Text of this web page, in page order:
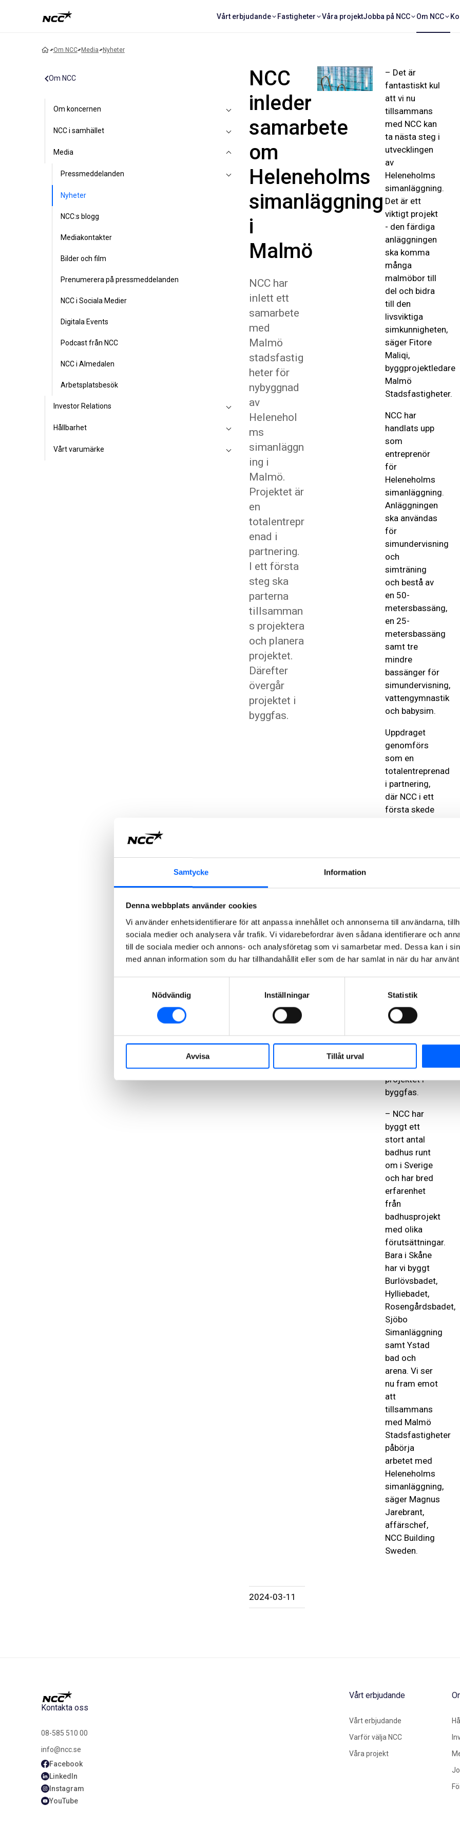
Samtycke Information
Denna webbplats använder cookies
Vi använder enhetsidentifierare för att anpassa innehållet och annonserna till användarna,
sociala medier och analysera vår trafik. Vi vidarebefordrar även sådana identifierare och
till de sociala medier och annons- och analysföretag som vi samarbetar med. Dessa kan i
med annan information som du har tillhandahållit eller som de har samlat in när du har
Nödvändig
Inställningar Statistik
Avvisa Tillåt urval
Vårt erbjudande Fastigheter Våra projektJobba på NCC Om NCC
Om NCC Media Nyheter
Om NCC
Om koncernen
NCC i samhället
Media
Pressmeddelanden
Nyheter
NCC:s blogg
Mediakontakter
Bilder och film
Prenumerera på pressmeddelanden
NCC i Sociala Medier
Digitala Events
Podcast från NCC
NCC i Almedalen
Arbetsplatsbesök
Investor Relations
Hållbarhet
Vårt varumärke
NCC
inleder
samarbete
om
Heleneholms
simanläggning
i
Malmö
NCC har
inlett ett
samarbete
med
Malmö
stadsfastig
heter för
nybyggnad
av
Helenehol
ms
simanläggn
ing i
Malmö.
Projektet är
en
totalentrepr
enad i
partnering.
I ett första
steg ska
parterna
tillsamman
s projektera
och planera
projektet.
Därefter
övergår
projektet i
byggfas.
– Det är
fantastiskt kul
att vi nu
tillsammans
med NCC kan
ta nästa steg i
utvecklingen
av
Heleneholms
simanläggning.
Det är ett
viktigt projekt
- den färdiga
anläggningen
ska komma
många
malmöbor till
del och bidra
till den
livsviktiga
simkunnigheten,
säger Fitore
Maliqi,
byggprojektledare
Malmö
Stadsfastigheter.
NCC har
handlats upp
som
entreprenör
för
Heleneholms
simanläggning.
Anläggningen
ska användas
för
simundervisning
och
simträning
och bestå av
en 50-
metersbassäng,
en 25-
metersbassäng
samt tre
mindre
bassänger för
simundervisning,
vattengymnastik
och babysim.
Uppdraget
genomförs
som en
totalentreprenad
i partnering,
där NCC i ett
första skede
och övriga
ska planera,
projektera
program- och
systemhandlingar
för att ta fram
en
målkostnad
Detta arbete
omgående.
övergår
projektet i
byggfas.
– NCC har
byggt ett
stort antal
badhus runt
om i Sverige
och har bred
erfarenhet
från
badhusprojekt
med olika
förutsättningar.
Bara i Skåne
har vi byggt
Burlövsbadet,
Hylliebadet,
Rosengårdsbadet,
Sjöbo
Simanläggning
samt Ystad
bad och
arena. Vi ser
nu fram emot
att
tillsammans
med Malmö
Stadsfastigheter
påbörja
arbetet med
Heleneholms
simanläggning,
säger Magnus
Jarebrant,
affärschef,
NCC Building
Sweden.
2024-03-11
Kontakta oss
08-585 510 00
info@ncc.se
Facebook
LinkedIn
Instagram
YouTube
Vårt erbjudande
Vårt erbjudande
Varför välja NCC
Våra projekt